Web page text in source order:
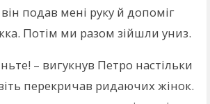
подав мені руку й допоміг
Потім ми разом зійшли униз.
– вигукнув Петро настільки
перекричав ридаючих жінок.